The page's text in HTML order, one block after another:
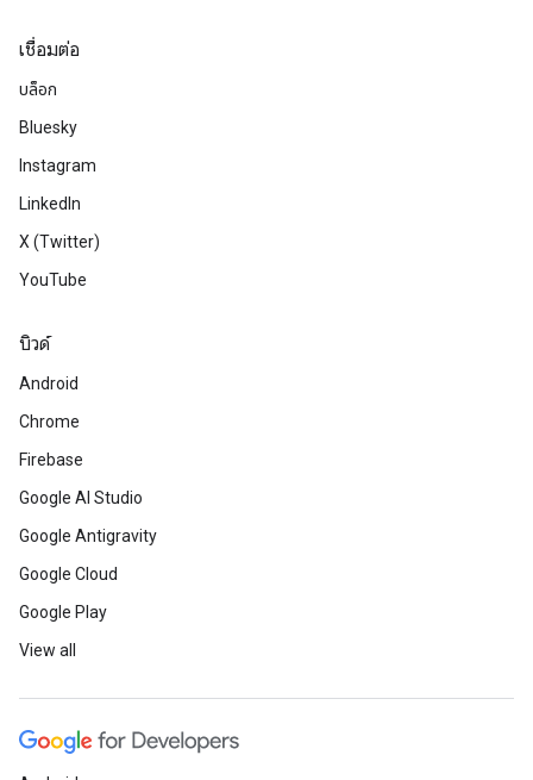
เชื่อมต่อ
บล็อก
Bluesky
Instagram
LinkedIn
X (Twitter)
YouTube
บิวด์
Android
Chrome
Firebase
Google AI Studio
Google Antigravity
Google Cloud
Google Play
View all